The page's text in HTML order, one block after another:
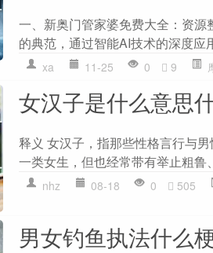
一、新奥门管家婆免费大全：资
的典范，通过智能AI技术的深度应
xa 11-25 0 9
女汉子是什么意思
释义 女汉子，指那些性格言行与
一类女生，但也经常带有举止粗鲁
nhz 08-18 0 505
男女钓鱼执法什么